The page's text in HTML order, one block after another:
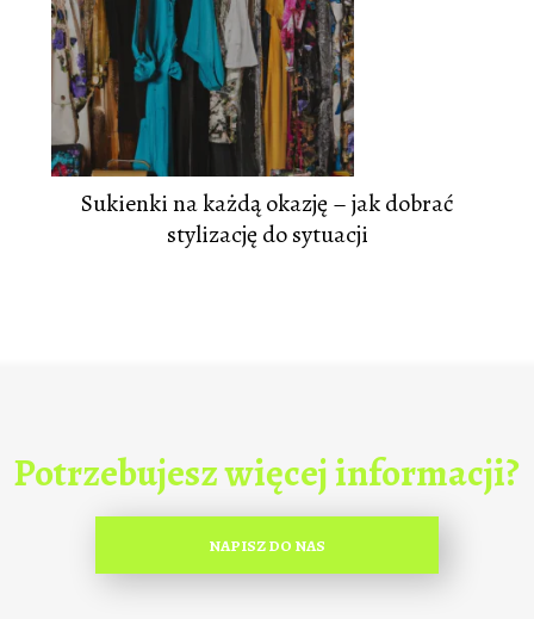
Sukienki na każdą okazję – jak dobrać
stylizację do sytuacji
Potrzebujesz więcej informacji?
NAPISZ DO NAS